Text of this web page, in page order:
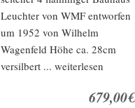
Leuchter von WMF entworfen
um 1952 von Wilhelm
Wagenfeld Höhe ca. 28cm
versilbert ... weiterlesen
679,00€